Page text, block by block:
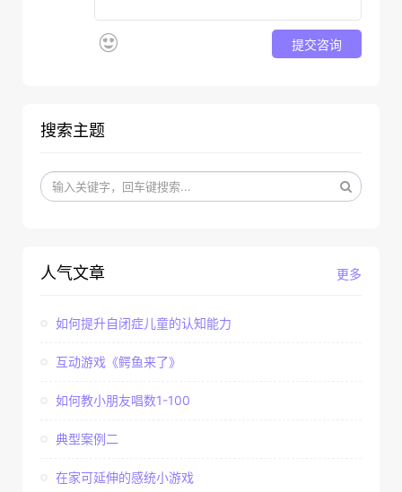
提交咨询
搜索主题
更多
人气文章
如何提升自闭症儿童的认知能力
互动游戏《鳄鱼来了》
如何教小朋友唱数1-100
典型案例二
在家可延伸的感统小游戏